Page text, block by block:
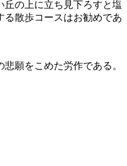
丘の上に立ち見下ろすと塩
る散歩コースはお勧めであ
願をこめた労作である。